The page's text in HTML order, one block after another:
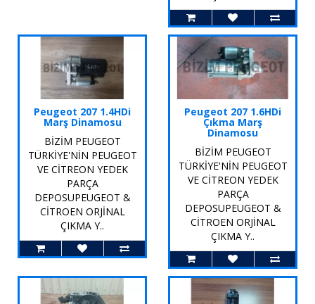
Peugeot 207 1.4HDi
Marş Dinamosu
BİZİM PEUGEOT
TÜRKİYE'NİN PEUGEOT
VE CİTREON YEDEK
PARÇA
DEPOSUPEUGEOT &
CİTROEN ORJİNAL
ÇIKMA Y..
Peugeot 207 1.6HDi
Çıkma Marş
Dinamosu
BİZİM PEUGEOT
TÜRKİYE'NİN PEUGEOT
VE CİTREON YEDEK
PARÇA
DEPOSUPEUGEOT &
CİTROEN ORJİNAL
ÇIKMA Y..